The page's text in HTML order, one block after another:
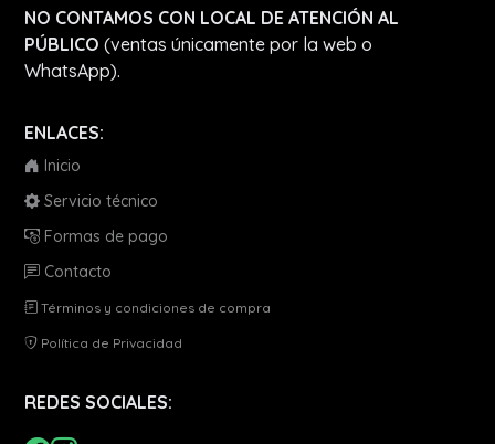
NO CONTAMOS CON LOCAL DE ATENCIÓN AL
PÚBLICO (ventas únicamente por la web o
WhatsApp).
ENLACES:
Inicio
Servicio técnico
Formas de pago
Contacto
Términos y condiciones de compra
Política de Privacidad
REDES SOCIALES: